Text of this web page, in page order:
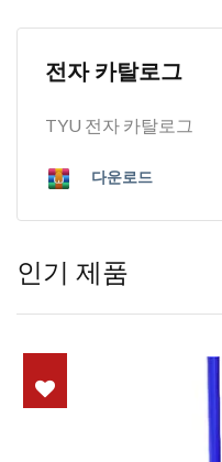
전자 카탈로그
TYU 전자 카탈로그
다운로드
인기 제품